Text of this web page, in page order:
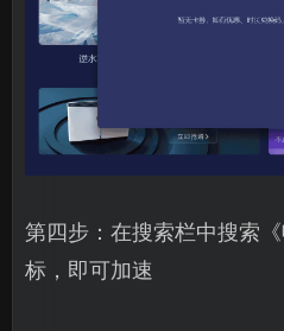
第四步：在搜索栏中搜索
标，即可加速